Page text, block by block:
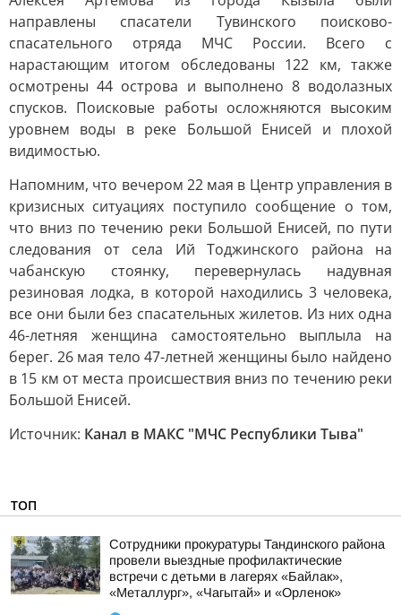
направлены спасатели Тувинского поисково-
спасательного отряда МЧС России. Всего с
нарастающим итогом обследованы 122 км, также
осмотрены 44 острова и выполнено 8 водолазных
спусков. Поисковые работы осложняются высоким
уровнем воды в реке Большой Енисей и плохой
видимостью.
Напомним, что вечером 22 мая в Центр управления в
кризисных ситуациях поступило сообщение о том,
что вниз по течению реки Большой Енисей, по пути
следования от села Ий Тоджинского района на
чабанскую стоянку, перевернулась надувная
резиновая лодка, в которой находились 3 человека,
все они были без спасательных жилетов. Из них одна
46-летняя женщина самостоятельно выплыла на
берег. 26 мая тело 47-летней женщины было найдено
в 15 км от места происшествия вниз по течению реки
Большой Енисей.
Источник: Канал в МАКС "МЧС Республики Тыва"
ТОП
Сотрудники прокуратуры Тандинского района
провели выездные профилактические
встречи с детьми в лагерях «Байлак»,
«Металлург», «Чагытай» и «Орленок»